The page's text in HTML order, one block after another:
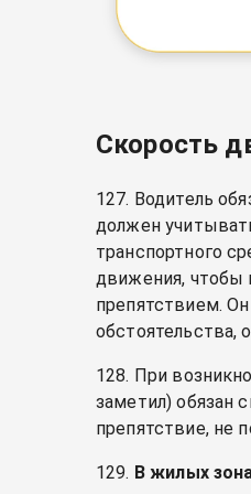
Скорость
127. Водитель
должен
транспортного
движения, чтобы
препятствием.
обстоятельства,
128. При
заметил) обязан
препятствие, не
129. В жилых